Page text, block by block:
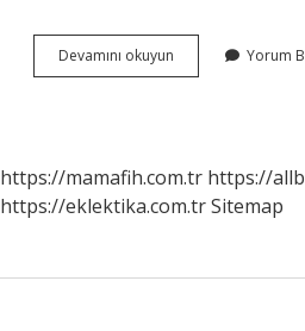
Devamını okuyun Günaydın
Ne
Yorum
https://mamafih.com.tr https://
https://eklektika.com.trSitemap